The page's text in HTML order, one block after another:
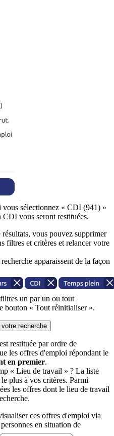
vous sélectionnez « CDI (941) »
vous seront restituées.
vous pouvez supprimer
filtres et critères et relancer votre
apparaissent de la façon
un par un ou tout
bouton « Tout réinitialiser ».
recherche
restituée par ordre de
les offres d'emploi répondant le
en premier.
« Lieu de travail » ? La liste
plus à vos critères. Parmi
les offres dont le lieu de travail
ces offres d'emploi via
en situation de